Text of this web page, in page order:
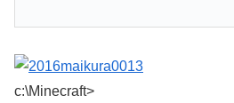
c:\Minecraft>